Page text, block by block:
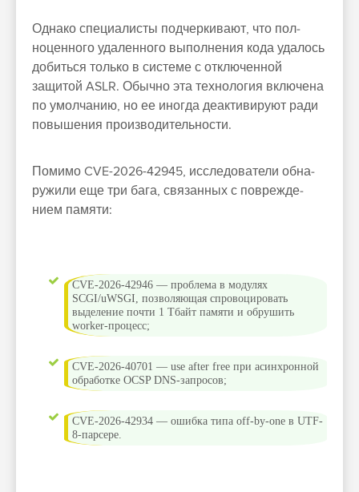
Од­нако спе­циалис­ты под­черки­вают, что пол­
ноцен­ного уда­лен­ного выпол­нения кода уда­лось
добить­ся толь­ко в сис­теме с отклю­чен­ной
защитой ASLR. Обыч­но эта тех­нология вклю­чена
по умол­чанию, но ее иног­да деак­тивиру­ют ради
повыше­ния про­изво­дитель­нос­ти.
По­мимо CVE-2026-42945, иссле­дова­тели обна­
ружи­ли еще три бага, свя­зан­ных с пов­режде­
нием памяти:
CVE-2026-42946 — проб­лема в модулях
SCGI/uWSGI, поз­воля­ющая спро­воци­ровать
выделе­ние поч­ти 1 Тбайт памяти и обру­шить
worker-про­цесс;
CVE-2026-40701 — use after free при асин­хрон­ной
обра­бот­ке OCSP DNS-зап­росов;
CVE-2026-42934 — ошиб­ка типа off-by-one в UTF-
8-пар­сере.